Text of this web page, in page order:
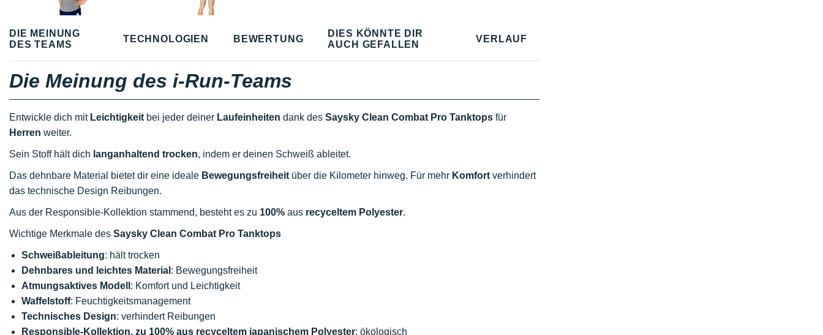
DIE MEINUNG
DES TEAMS
TECHNOLOGIEN BEWERTUNG
DIES KÖNNTE DIR
AUCH GEFALLEN
VERLAUF
Die Meinung des i-Run-Teams
Entwickle dich mit Leichtigkeit bei jeder deiner Laufeinheiten dank des Saysky Clean Combat Pro Tanktops für
Herren weiter.
Sein Stoff hält dich langanhaltend trocken, indem er deinen Schweiß ableitet.
Das dehnbare Material bietet dir eine ideale Bewegungsfreiheit über die Kilometer hinweg. Für mehr Komfort verhindert
das technische Design Reibungen.
Aus der Responsible-Kollektion stammend, besteht es zu 100% aus recyceltem Polyester.
Wichtige Merkmale des Saysky Clean Combat Pro Tanktops
Schweißableitung: hält trocken
Dehnbares und leichtes Material : Bewegungsfreiheit
Atmungsaktives Modell : Komfort und Leichtigkeit
Waffelstoff: Feuchtigkeitsmanagement
Technisches Design: verhindert Reibungen
Responsible-Kollektion, zu 100% aus recyceltem japanischem Polyester: ökologisch